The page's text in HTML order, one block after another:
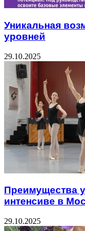
Уникальная
уровней
29.10.2025
Преимущества
интенсиве в
29.10.2025